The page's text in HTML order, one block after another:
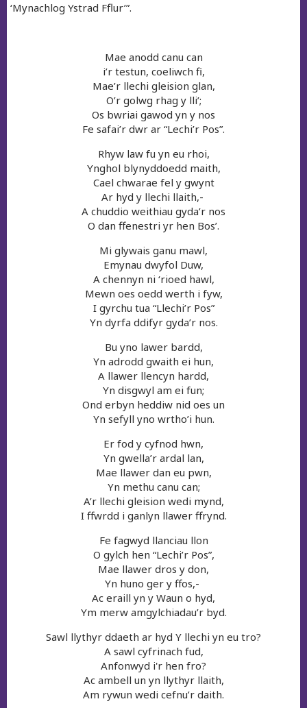
‘Mynachlog Ystrad Fflur’”.
Mae anodd canu can
i’r testun, coeliwch fi,
Mae’r llechi gleision glan,
O’r golwg rhag y lli’;
Os bwriai gawod yn y nos
Fe safai’r dwr ar “Lechi’r Pos”.
Rhyw law fu yn eu rhoi,
Ynghol blynyddoedd maith,
Cael chwarae fel y gwynt
Ar hyd y llechi llaith,-
A chuddio weithiau gyda’r nos
O dan ffenestri yr hen Bos’.
Mi glywais ganu mawl,
Emynau dwyfol Duw,
A chennyn ni ‘rioed hawl,
Mewn oes oedd werth i fyw,
I gyrchu tua “Llechi’r Pos”
Yn dyrfa ddifyr gyda’r nos.
Bu yno lawer bardd,
Yn adrodd gwaith ei hun,
A llawer llencyn hardd,
Yn disgwyl am ei fun;
Ond erbyn heddiw nid oes un
Yn sefyll yno wrtho’i hun.
Er fod y cyfnod hwn,
Yn gwella’r ardal lan,
Mae llawer dan eu pwn,
Yn methu canu can;
A’r llechi gleision wedi mynd,
I ffwrdd i ganlyn llawer ffrynd.
Fe fagwyd llanciau llon
O gylch hen “Lechi’r Pos”,
Mae llawer dros y don,
Yn huno ger y ffos,-
Ac eraill yn y Waun o hyd,
Ym merw amgylchiadau’r byd.
Sawl llythyr ddaeth ar hyd Y llechi yn eu tro?
A sawl cyfrinach fud,
Anfonwyd i'r hen fro?
Ac ambell un yn llythyr llaith,
Am rywun wedi cefnu’r daith.